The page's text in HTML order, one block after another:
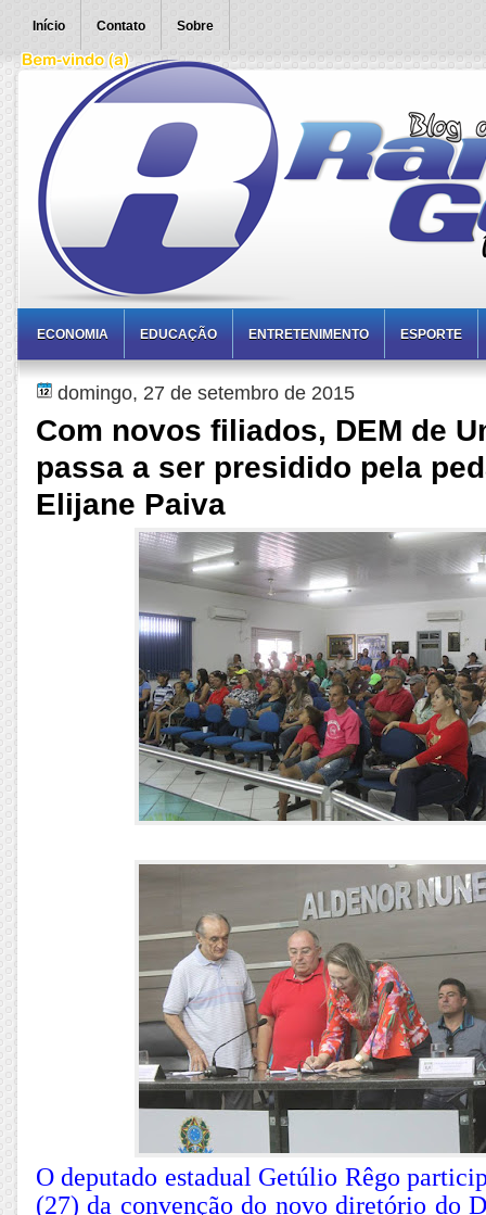
Início Contato Sobre
ECONOMIA EDUCAÇÃO ENTRETENIMENTO ESPORTE
domingo, 27 de setembro de 2015
Com novos filiados, DEM de
passa a ser presidido pela
Elijane Paiva
O deputado estadual Getúlio Rêgo
(27) da convenção do novo diretório do